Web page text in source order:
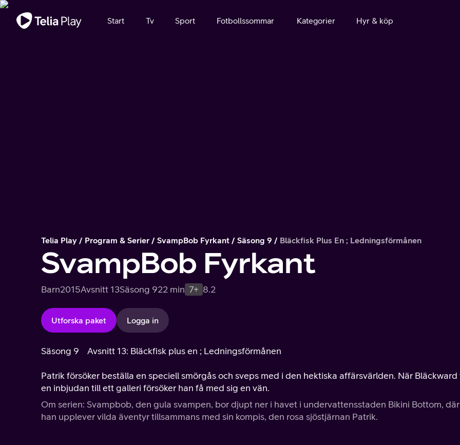
Viktigt meddelande
Start Tv Sport Fotbollssommar Kategorier Hyr & köp
Telia Play Program & Serier SvampBob Fyrkant Säsong 9 Bläckfisk Plus En ; Ledningsförmånen
SvampBob Fyrkant
Barn2015Avsnitt 13Säsong 922 min 7+ 8.2
Utforska paket Logga in
Säsong 9 Avsnitt 13: Bläckfisk plus en ; Ledningsförmånen
Patrik försöker beställa en speciell smörgås och sveps med i den hektiska affärsvärlden. När Bläckward
en inbjudan till ett galleri försöker han få med sig en vän.
Om serien: Svampbob, den gula svampen, bor djupt ner i havet i undervattensstaden Bikini Bottom, där
han upplever vilda äventyr tillsammans med sin kompis, den rosa sjöstjärnan Patrik.